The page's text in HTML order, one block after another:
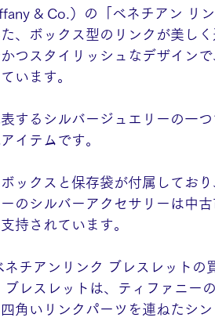
& Co.）の「ベネチアン リ
、ボックス型のリンクが美し
つスタイリッシュなデザイン
います。
するシルバージュエリーの一
イテムです。
ックスと保存袋が付属してお
のシルバーアクセサリーは中
持されています。
ネチアンリンク ブレスレットの
ブレスレットは、ティファニー
角いリンクパーツを連ねたシ